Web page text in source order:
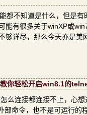
都不知道是什么，但是
能有很多关于winXP或
够详尽，那么今天亦是
你轻松开启win8.1的
么连接都连接不上，心
部命令，也不是可运行